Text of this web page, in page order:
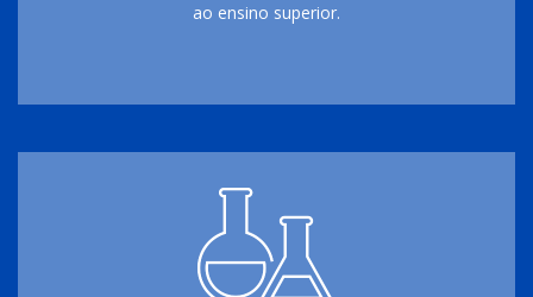
ao ensino superior.